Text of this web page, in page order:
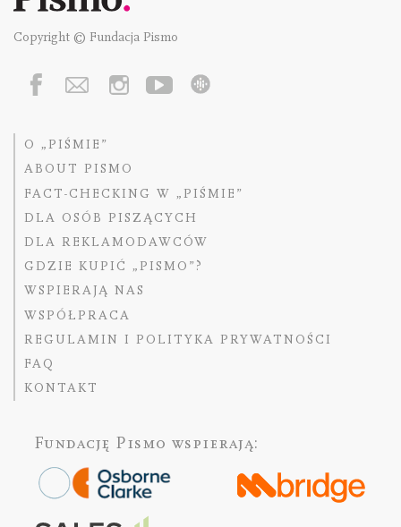
Copyright © Fundacja Pismo
O „PIŚMIE”
ABOUT PISMO
FACT-CHECKING W „PIŚMIE”
DLA OSÓB PISZĄCYCH
DLA REKLAMODAWCÓW
GDZIE KUPIĆ „PISMO”?
WSPIERAJĄ NAS
WSPÓŁPRACA
REGULAMIN I POLITYKA PRYWATNOŚCI
FAQ
KONTAKT
Fundację Pismo wspierają: